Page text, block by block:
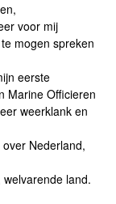
voor mij
mogen spreken
eerste
Marine Officieren
weerklank en
Nederland,
land.